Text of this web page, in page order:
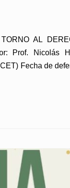
AL
Prof. Nicolás
Fecha de